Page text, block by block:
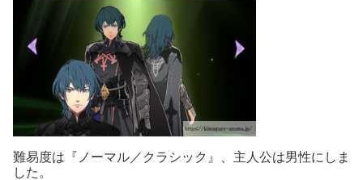
難易度は『ノーマル／クラシック』、主人公は男性にしま
した。